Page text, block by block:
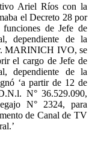
Ariel Ríos con la
el Decreto 28 por
de Jefe de
dependiente de la
MARINICH IVO, se
el cargo de Jefe de
dependiente de la
‘a partir de 12 de
N° 36.529.090,
N° 2324, para
de Canal de TV